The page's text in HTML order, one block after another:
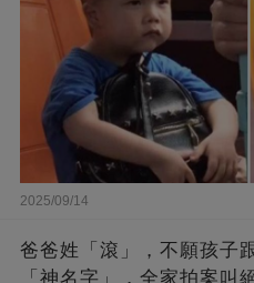
2025/09/14
爸爸姓「滾」，不願孩子
「神名字」，全家拍案叫